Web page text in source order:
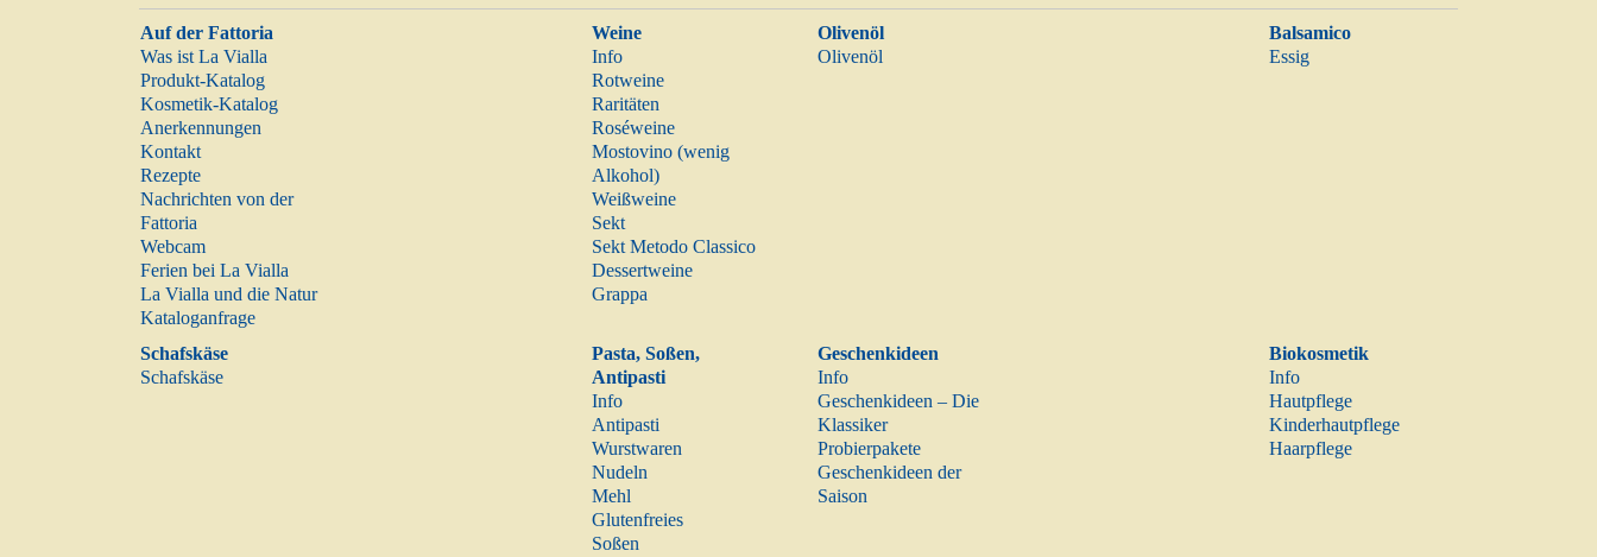
Auf der Fattoria
Was ist La Vialla
Produkt-Katalog
Kosmetik-Katalog
Anerkennungen
Kontakt
Rezepte
Nachrichten von der
Fattoria
Webcam
Ferien bei La Vialla
La Vialla und die Natur
Kataloganfrage
Weine
Info
Rotweine
Raritäten
Roséweine
Mostovino (wenig
Alkohol)
Weißweine
Sekt
Sekt Metodo Classico
Dessertweine
Grappa
Olivenöl
Olivenöl
Balsamico
Essig
Schafskäse
Schafskäse
Pasta, Soßen,
Antipasti
Info
Antipasti
Wurstwaren
Nudeln
Mehl
Glutenfreies
Soßen
Geschenkideen
Info
Geschenkideen – Die
Klassiker
Probierpakete
Geschenkideen der
Saison
Biokosmetik
Info
Hautpflege
Kinderhautpflege
Haarpflege